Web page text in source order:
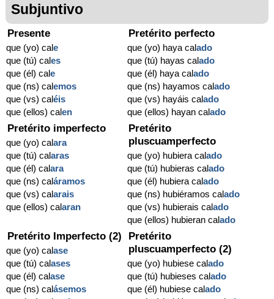
Subjuntivo
Presente
que (yo) cale
que (tú) cales
que (él) cale
que (ns) calemos
que (vs) caléis
que (ellos) calen
Pretérito perfecto
que (yo) haya calado
que (tú) hayas calado
que (él) haya calado
que (ns) hayamos calado
que (vs) hayáis calado
que (ellos) hayan calado
Pretérito imperfecto
que (yo) calara
que (tú) calaras
que (él) calara
que (ns) caláramos
que (vs) calarais
que (ellos) calaran
Pretérito
pluscuamperfecto
que (yo) hubiera calado
que (tú) hubieras calado
que (él) hubiera calado
que (ns) hubiéramos calado
que (vs) hubierais calado
que (ellos) hubieran calado
Pretérito Imperfecto (2)
que (yo) calase
que (tú) calases
que (él) calase
que (ns) calásemos
Pretérito
pluscuamperfecto (2)
que (yo) hubiese calado
que (tú) hubieses calado
que (él) hubiese calado